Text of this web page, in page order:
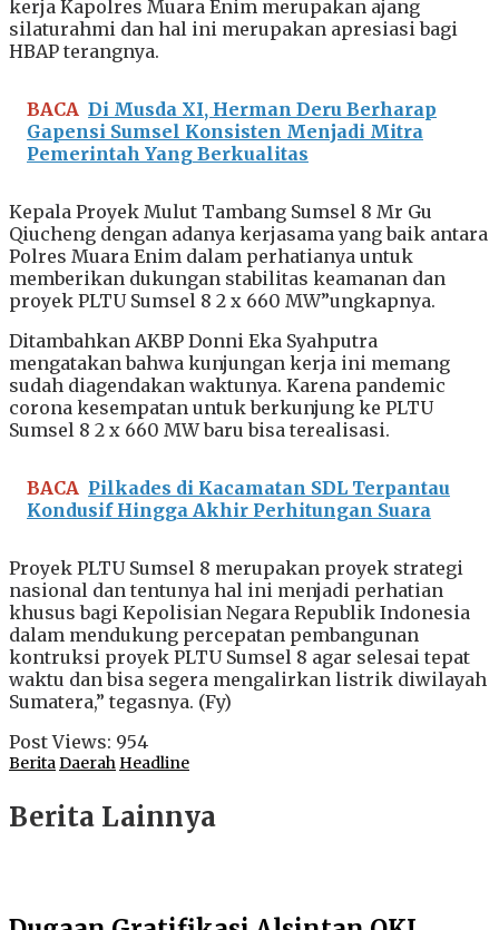
kerja Kapolres Muara Enim merupakan ajang
silaturahmi dan hal ini merupakan apresiasi bagi
HBAP terangnya.
BACA Di Musda XI, Herman Deru Berharap
Gapensi Sumsel Konsisten Menjadi Mitra
Pemerintah Yang Berkualitas
Kepala Proyek Mulut Tambang Sumsel 8 Mr Gu
Qiucheng dengan adanya kerjasama yang baik antara
Polres Muara Enim dalam perhatianya untuk
memberikan dukungan stabilitas keamanan dan
proyek PLTU Sumsel 8 2 x 660 MW”ungkapnya.
Ditambahkan AKBP Donni Eka Syahputra
mengatakan bahwa kunjungan kerja ini memang
sudah diagendakan waktunya. Karena pandemic
corona kesempatan untuk berkunjung ke PLTU
Sumsel 8 2 x 660 MW baru bisa terealisasi.
BACA Pilkades di Kacamatan SDL Terpantau
Kondusif Hingga Akhir Perhitungan Suara
Proyek PLTU Sumsel 8 merupakan proyek strategi
nasional dan tentunya hal ini menjadi perhatian
khusus bagi Kepolisian Negara Republik Indonesia
dalam mendukung percepatan pembangunan
kontruksi proyek PLTU Sumsel 8 agar selesai tepat
waktu dan bisa segera mengalirkan listrik diwilayah
Sumatera,” tegasnya. (Fy)
Post Views: 954
BeritaDaerah Headline
Berita Lainnya